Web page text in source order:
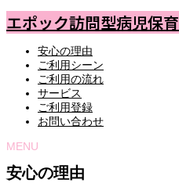
エポック訪問型病児保育
安心の理由
ご利用シーン
ご利用の流れ
サービス
ご利用登録
お問い合わせ
MENU
安心の理由